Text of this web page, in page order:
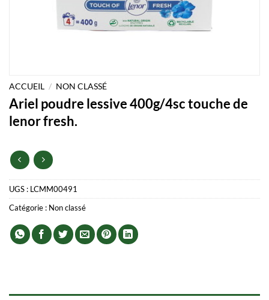
ACCUEIL / NON CLASSÉ
Ariel poudre lessive 400g/4sc touche de
lenor fresh.
UGS : LCMM00491
Catégorie : Non classé